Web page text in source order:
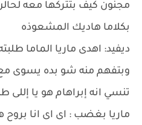
مجنون كيف بتتركها معه
بكلاما هاديك المشعوذه
ديفيد: اهدى ماريا الماما
وبتفهم منه شو بده يسوى مع
تنسي انه إبراهام هو يا إللى
ماريا بغضب : اى اى انا بروح